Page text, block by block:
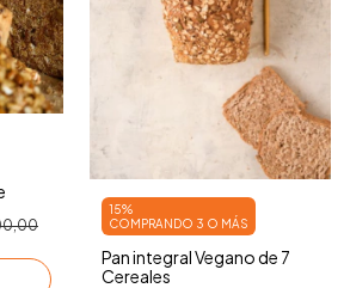
15%
COMPRANDO 3 O MÁS
Pan integral Vegano de 7
Cereales